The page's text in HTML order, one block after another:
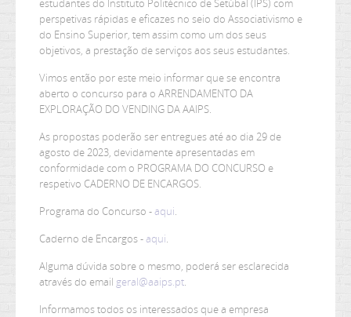
estudantes do Instituto Politécnico de Setúbal (IPS) com
perspetivas rápidas e eficazes no seio do Associativismo e
do Ensino Superior, tem assim como um dos seus
objetivos, a prestação de serviços aos seus estudantes.
Vimos então por este meio informar que se encontra
aberto o concurso para o ARRENDAMENTO DA
EXPLORAÇÃO DO VENDING DA AAIPS.
As propostas poderão ser entregues até ao dia 29 de
agosto de 2023, devidamente apresentadas em
conformidade com o PROGRAMA DO CONCURSO e
respetivo CADERNO DE ENCARGOS.
Programa do Concurso -aqui.
Caderno de Encargos -aqui.
Alguma dúvida sobre o mesmo, poderá ser esclarecida
através do email geral@aaips.pt.
Informamos todos os interessados que a empresa